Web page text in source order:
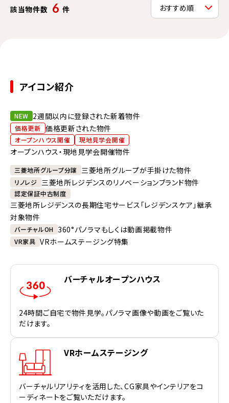
該当物件数 6 件
アイコン紹介
NEW 2週間以内に登録された新着物件
価格更新 価格更新された物件
オープンハウス開催 現地見学会開催
オープンハウス・現地見学会開催物件
三菱地所グループ分譲 三菱地所グループが手掛けた物件
リノレジ 三菱地所レジデンスのリノベーションブランド物件
認定保証中古制度
三菱地所レジデンスの長期住宅サービス「レジデンスケア」継承
対象物件
バーチャルOH 360°パノラマもしくは動画掲載物件
VR家具 VRホームステージング特集
バーチャルオープンハウス
24時間ご自宅で物件見学。パノラマ画像や動画をご覧いた
だけます。
VRホームステージング
バーチャルリアリティを活用した、CG家具やインテリアをコ
ーディネートをご覧いただけます。